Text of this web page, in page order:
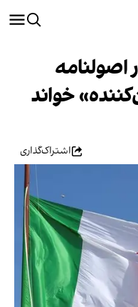
اصولنامه
خواند
اشتراک‌گذاری